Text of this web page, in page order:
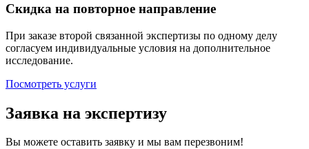
Скидка на повторное направление
При заказе второй связанной экспертизы по одному делу
согласуем индивидуальные условия на дополнительное
исследование.
Посмотреть услуги
Заявка на экспертизу
Вы можете оставить заявку и мы вам перезвоним!